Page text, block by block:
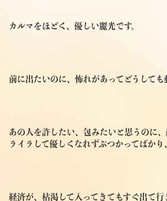
カルマをほどく、優しい麗光です。
前に出たいのに、怖れがあってどうしても
あの人を許したい、包みたいと思うのに
ライラして優しくなれずぶつかってばかり
経済が、枯渇して入ってきてもすぐ出て